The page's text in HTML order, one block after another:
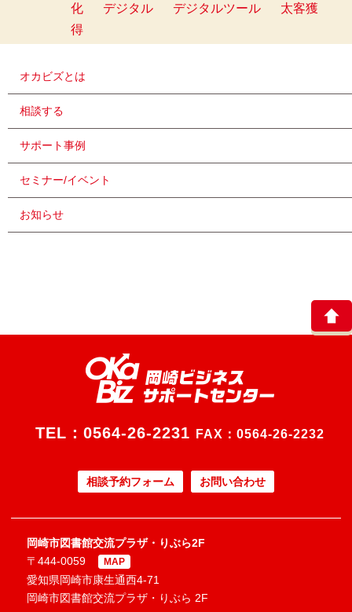
化
デジタル デジタルツール
太客獲
得
オカビズとは
相談する
サポート事例
セミナー/イベント
お知らせ
TEL： 0564-26-2231 FAX：0564-26-2232
相談予約フォーム お問い合わせ
岡崎市図書館交流プラザ・りぶら2F
〒444-0059
MAP
愛知県岡崎市康生通西4-71
岡崎市図書館交流プラザ・りぶら 2F